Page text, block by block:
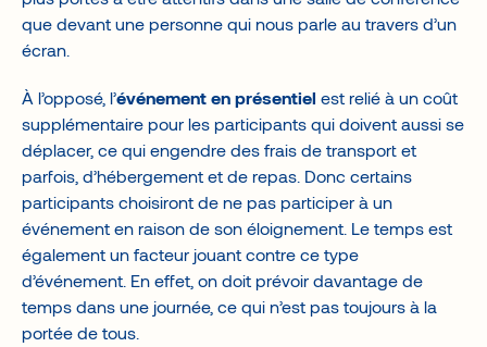
que devant une personne qui nous parle au travers d’un
écran.
À l’opposé, l’événement en présentiel est relié à un coût
supplémentaire pour les participants qui doivent aussi se
déplacer, ce qui engendre des frais de transport et
parfois, d’hébergement et de repas. Donc certains
participants choisiront de ne pas participer à un
événement en raison de son éloignement. Le temps est
également un facteur jouant contre ce type
d’événement. En effet, on doit prévoir davantage de
temps dans une journée, ce qui n’est pas toujours à la
portée de tous.